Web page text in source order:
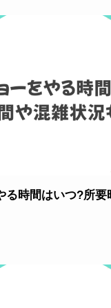
る時間はいつ?所要